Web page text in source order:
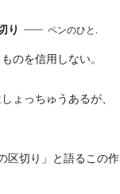
り
ペンのひと.
のを信用しない。
ょっちゅうあるが、
区切り」と語るこの作